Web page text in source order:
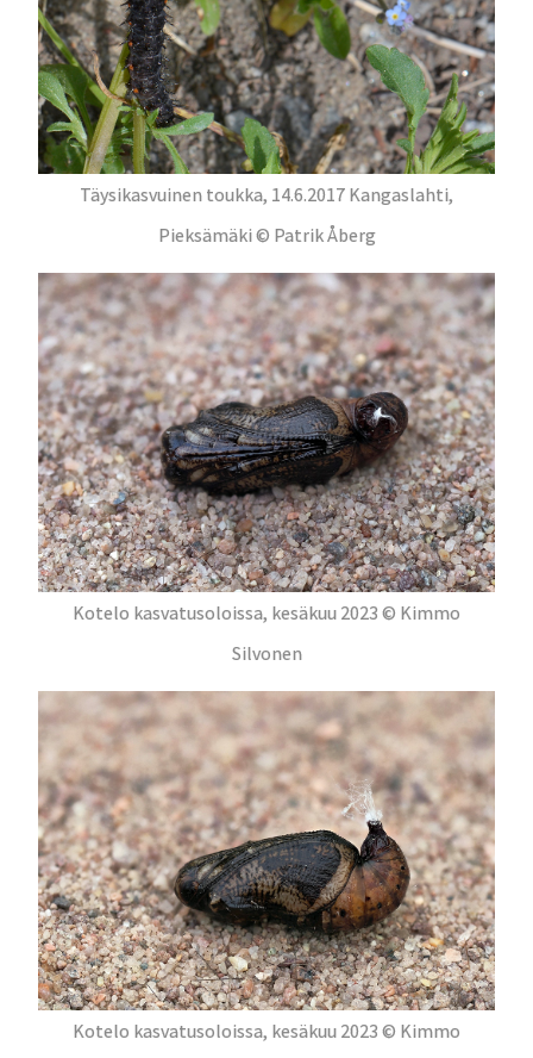
Täysikasvuinen toukka, 14.6.2017 Kangaslahti,
Pieksämäki © Patrik Åberg
Kotelo kasvatusoloissa, kesäkuu 2023 © Kimmo
Silvonen
Kotelo kasvatusoloissa, kesäkuu 2023 © Kimmo